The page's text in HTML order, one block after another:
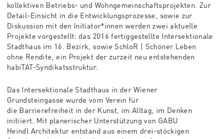
kollektiven Betriebs- und Wohngemeinschaftsprojekten. Zur
Detail-Einsicht in die Entwicklungsprozesse, sowie zur
Diskussion mit den Initiator*innen werden zwei aktuelle
Projekte vorgestellt: das 2016 fertiggestellte Intersektionale
Stadthaus im 16. Bezirk, sowie SchloR | Schöner Leben
ohne Rendite, ein Projekt der zurzeit neu entstehenden
habiTAT-Syndikatsstruktur.
Das Intersektionale Stadthaus in der Wiener
Grundsteingasse wurde vom Verein für
die Barrierefreiheit in der Kunst, im Alltag, im Denken
initiiert. Mit planerischer Unterstützung von GABU
Heindl Architektur entstand aus einem drei-stöckigen